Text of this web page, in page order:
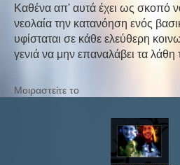
Καθένα απ' αυτά έχει ως σκοπό
νεολαία την κατανόηση ενός
υφίσταται σε κάθε ελεύθερη
γενιά να μην επαναλάβει τα
Μοιραστείτε το